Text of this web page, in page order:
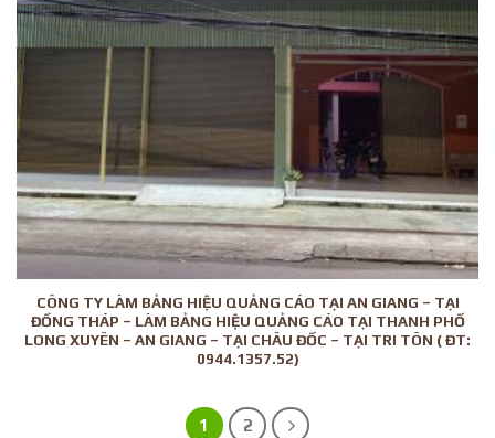
CÔNG TY LÀM BẢNG HIỆU QUẢNG CÁO TẠI AN GIANG – TẠI
ĐỒNG THÁP – LÀM BẢNG HIỆU QUẢNG CÁO TẠI THANH PHỐ
LONG XUYÊN – AN GIANG – TẠI CHÂU ĐỐC – TẠI TRI TÔN ( ĐT:
0944.1357.52)
1 2